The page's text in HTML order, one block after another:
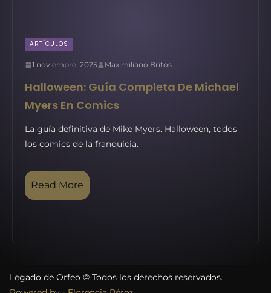
ARTÍCULOS
1 noviembre, 2025 Maximiliano Britos
Halloween: Guía Completa De Michael
Myers En Comics
La guía definitiva de Mike Myers. Halloween, todos
los comics de la franquicia.
Read More
Legado de Orfeo © Todos los derechos reservados.